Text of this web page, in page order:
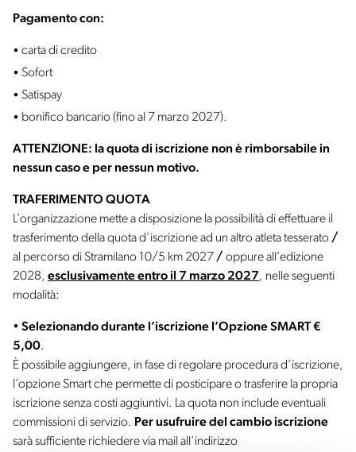
Pagamento con:
carta di credito
Sofort
Satispay
bonifico bancario (fino al 7 marzo 2027).
ATTENZIONE: la quota di iscrizione non è rimborsabile in
nessun caso e per nessun motivo.
TRAFERIMENTO QUOTA
L’organizzazione mette a disposizione la possibilità di effettuare il
trasferimento della quota d’iscrizione ad un altro atleta tesserato /
al percorso di Stramilano 10/5 km 2027 / oppure all’edizione
2028, esclusivamente entro il 7 marzo 2027, nelle seguenti
modalità:
• Selezionando durante l’iscrizione l’Opzione SMART €
5,00.
È possibile aggiungere, in fase di regolare procedura d’iscrizione,
l’opzione Smart che permette di posticipare o trasferire la propria
iscrizione senza costi aggiuntivi. La quota non include eventuali
commissioni di servizio. Per usufruire del cambio iscrizione
sarà sufficiente richiedere via mail all’indirizzo